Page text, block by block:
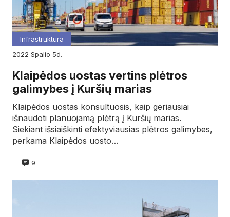
Infrastruktūra
2022
spalio 5d.
Klaipėdos uostas vertins plėtros
galimybes į Kuršių marias
Klaipėdos uostas konsultuosis, kaip geriausiai
išnaudoti planuojamą plėtrą į Kuršių marias.
Siekiant išsiaiškinti efektyviausias plėtros galimybes,
perkama Klaipėdos uosto…
9